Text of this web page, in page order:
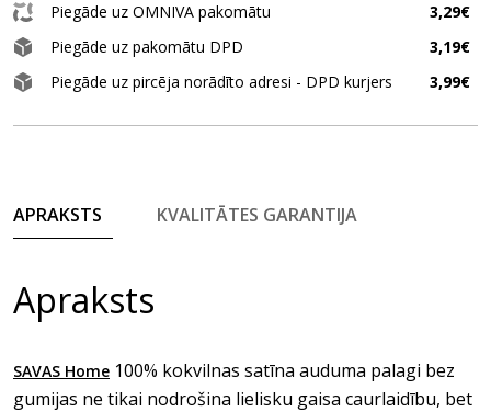
Piegāde uz OMNIVA pakomātu
3,29€
Piegāde uz pakomātu DPD
3,19€
Piegāde uz pircēja norādīto adresi - DPD kurjers
3,99€
APRAKSTS KVALITĀTES GARANTIJA
Apraksts
SAVAS Home 100% kokvilnas satīna auduma palagi bez
gumijas ne tikai nodrošina lielisku gaisa caurlaidību, bet